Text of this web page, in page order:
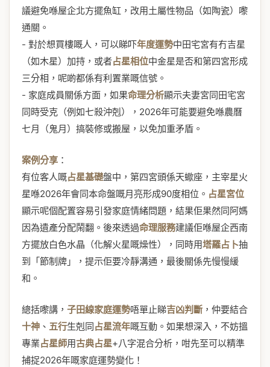
議避免喺屋企北方擺魚缸，改用土屬性物品（如陶瓷）嚟
通關。
- 對於想買樓嘅人，可以睇吓年度運勢中田宅宮有冇吉星
（如木星）加持，或者占星相位中金星是否和第四宮形成
三分相，呢啲都係有利置業嘅信號。
- 家庭成員關係方面，如果命理分析顯示夫妻宮同田宅宮
同時受克（例如七殺沖剋），2026年可能要避免喺農曆
七月（鬼月）搞裝修或搬屋，以免加重矛盾。
案例分享 ：
有位客人嘅占星基礎盤中，第四宮頭係天蠍座，主宰星火
星喺2026年會同本命盤嘅月亮形成90度相位。 占星宮位
顯示呢個配置容易引發家庭情緒問題，結果佢果然同阿媽
因為遺產分配鬧翻。後來透過命理服務建議佢喺屋企西南
方擺放白色水晶（化解火星嘅燥性），同時用塔羅占卜抽
到「節制牌」，提示佢要冷靜溝通，最後關係先慢慢緩
和。
總括嚟講， 子田線家庭運勢唔單止睇吉凶判斷 ，仲要結合
十神 、 五行生剋同占星流年嘅互動。如果想深入，不妨搵
專業占星師用古典占星+八字混合分析，咁先至可以精準
捕捉2026年嘅家庭運勢變化！